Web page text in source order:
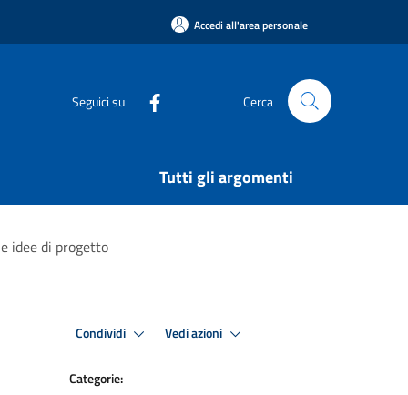
Accedi all'area personale
Seguici su Cerca
Tutti gli argomenti
idee di progetto
Condividi Vedi azioni
Categorie: